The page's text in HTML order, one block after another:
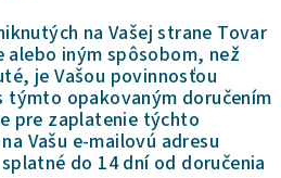
na Vašej strane Tovar
iným spôsobom, než
je Vašou povinnosťou
týmto opakovaným doručením
pre zaplatenie týchto
Vašu e-mailovú adresu
do 14 dní od doručenia